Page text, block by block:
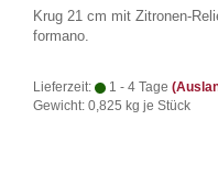
Krug 21 cm mit Zitronen-
formano.
Lieferzeit: 1 - 4 Tage
Gewicht: 0,825 kg je Stück